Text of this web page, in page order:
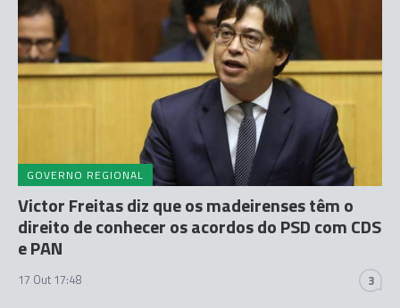
GOVERNO REGIONAL
Victor Freitas diz que os madeirenses têm o
direito de conhecer os acordos do PSD com CDS
e PAN
17 Out 17:48 3